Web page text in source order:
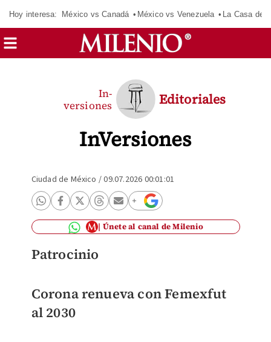
Hoy interesa: México vs Canadá México vs Venezuela La Casa de
InVersiones
In-
versiones
Editoriales
Ciudad de México /09.07.2026 00:01:01
Únete al canal de Milenio
Patrocinio
Corona renueva con Femexfut
al 2030